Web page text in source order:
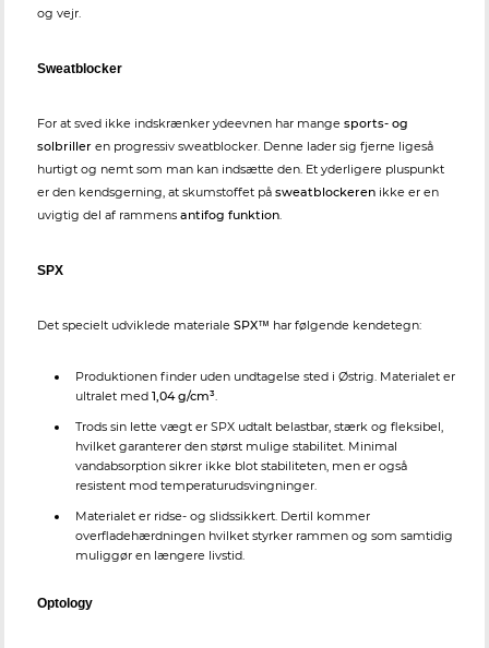
og vejr.
Sweatblocker
For at sved ikke indskrænker ydeevnen har mange sports- og
solbriller en progressiv sweatblocker. Denne lader sig fjerne ligeså
hurtigt og nemt som man kan indsætte den. Et yderligere pluspunkt
er den kendsgerning, at skumstoffet på sweatblockeren ikke er en
uvigtig del af rammens antifog funktion.
SPX
Det specielt udviklede materiale SPX™ har følgende kendetegn:
Produktionen finder uden undtagelse sted i Østrig. Materialet er
ultralet med 1,04 g/cm³.
Trods sin lette vægt er SPX udtalt belastbar, stærk og fleksibel,
hvilket garanterer den størst mulige stabilitet. Minimal
vandabsorption sikrer ikke blot stabiliteten, men er også
resistent mod temperaturudsvingninger.
Materialet er ridse- og slidssikkert. Dertil kommer
overfladehærdningen hvilket styrker rammen og som samtidig
muliggør en længere livstid.
Optology